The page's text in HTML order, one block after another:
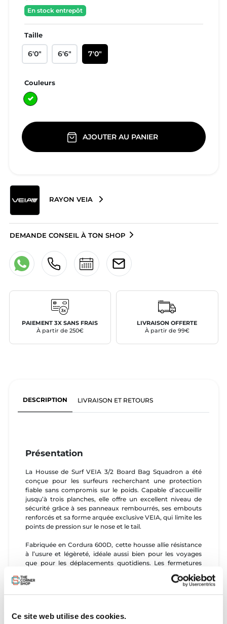
Ce site web utilise des cookies.
En stock entrepôt
Taille
6'0" 6'6" 7'0"
Couleurs
Vert
AJOUTER AU PANIER
RAYON VEIA
DEMANDE CONSEIL À TON SHOP
PAIEMENT 3X SANS FRAIS
À partir de 250€
LIVRAISON OFFERTE
À partir de 99€
DESCRIPTION LIVRAISON ET RETOURS
Présentation
La Housse de Surf VEIA 3/2 Board Bag Squadron a été
conçue pour les surfeurs recherchant une protection
fiable sans compromis sur le poids. Capable d’accueillir
jusqu’à trois planches, elle offre un excellent niveau de
sécurité grâce à ses panneaux rembourrés, ses embouts
renforcés et sa forme arquée exclusive VEIA, qui limite les
points de pression sur le nose et le tail.
Fabriquée en Cordura 600D, cette housse allie résistance
à l’usure et légèreté, idéale aussi bien pour les voyages
que pour les déplacements quotidiens. Les fermetures
nombreuses poignées, poches et sangles facilitent le